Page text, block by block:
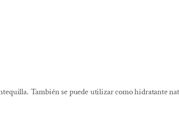
También se puede utilizar como hidratante